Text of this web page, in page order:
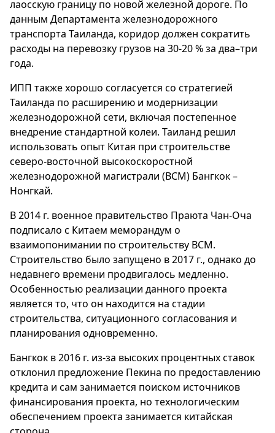
лаосскую границу по новой железной дороге. По
данным Департамента железнодорожного
транспорта Таиланда, коридор должен сократить
расходы на перевозку грузов на 30-20 % за два–три
года.
ИПП также хорошо согласуется со стратегией
Таиланда по расширению и модернизации
железнодорожной сети, включая постепенное
внедрение стандартной колеи. Таиланд решил
использовать опыт Китая при строительстве
северо-восточной высокоскоростной
железнодорожной магистрали (ВСМ) Бангкок –
Нонгкай.
В 2014 г. военное правительство Праюта Чан-Оча
подписало с Китаем меморандум о
взаимопонимании по строительству ВСМ.
Строительство было запущено в 2017 г., однако до
недавнего времени продвигалось медленно.
Особенностью реализации данного проекта
является то, что он находится на стадии
строительства, ситуационного согласования и
планирования одновременно.
Бангкок в 2016 г. из-за высоких процентных ставок
отклонил предложение Пекина по предоставлению
кредита и сам занимается поиском источников
финансирования проекта, но технологическим
обеспечением проекта занимается китайская